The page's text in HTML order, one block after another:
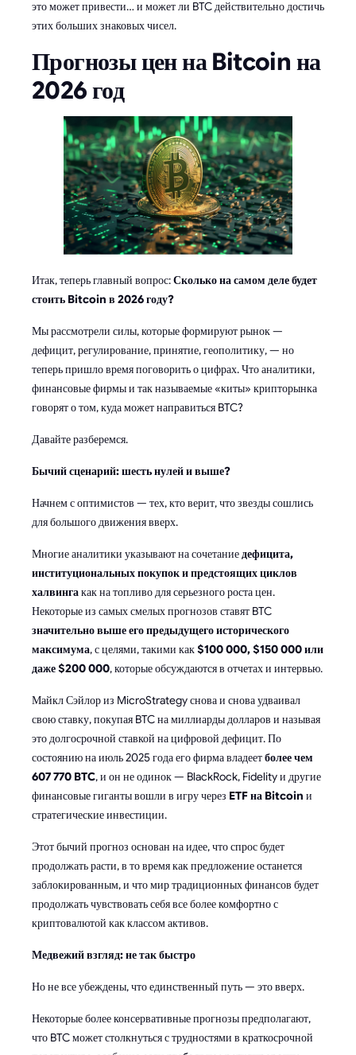
это может привести… и может ли BTC действительно достичь
этих больших знаковых чисел.
Прогнозы цен на Bitcoin на
2026 год
Итак, теперь главный вопрос:Сколько на самом деле будет
стоить Bitcoin в 2026 году?
Мы рассмотрели силы, которые формируют рынок —
дефицит, регулирование, принятие, геополитику, — но
теперь пришло время поговорить о цифрах. Что аналитики,
финансовые фирмы и так называемые «киты» крипторынка
говорят о том, куда может направиться BTC?
Давайте разберемся.
Бычий сценарий: шесть нулей и выше?
Начнем с оптимистов — тех, кто верит, что звезды сошлись
для большого движения вверх.
Многие аналитики указывают на сочетание дефицита,
институциональных покупок и предстоящих циклов
халвингакак на топливо для серьезного роста цен.
Некоторые из самых смелых прогнозов ставят BTC
значительно выше его предыдущего исторического
максимума, с целями, такими как$100 000, $150 000 или
даже $200 000, которые обсуждаются в отчетах и интервью.
Майкл Сэйлор из MicroStrategy снова и снова удваивал
свою ставку, покупая BTC на миллиарды долларов и называя
это долгосрочной ставкой на цифровой дефицит. По
состоянию на июль 2025 года его фирма владеетболее чем
607 770 BTC, и он не одинок — BlackRock, Fidelity и другие
финансовые гиганты вошли в игру через ETF на Bitcoin и
стратегические инвестиции.
Этот бычий прогноз основан на идее, что спрос будет
продолжать расти, в то время как предложение останется
заблокированным, и что мир традиционных финансов будет
продолжать чувствовать себя все более комфортно с
криптовалютой как классом активов.
Медвежий взгляд: не так быстро
Но не все убеждены, что единственный путь — это вверх.
Некоторые более консервативные прогнозы предполагают,
что BTC может столкнуться с трудностями в краткосрочной